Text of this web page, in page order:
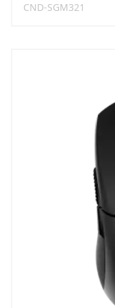
CND-SGM321